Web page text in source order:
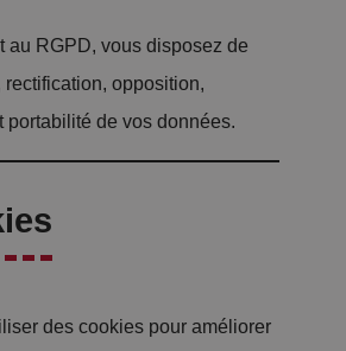
au RGPD, vous disposez de
rectification, opposition,
portabilité de vos données.
des cookies pour améliorer